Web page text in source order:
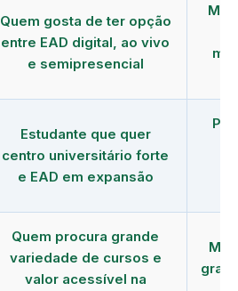
Quem gosta de ter opção
entre EAD digital, ao vivo
e semipresencial
Estudante que quer
centro universitário forte
e EAD em expansão
Quem procura grande
variedade de cursos e
valor acessível na